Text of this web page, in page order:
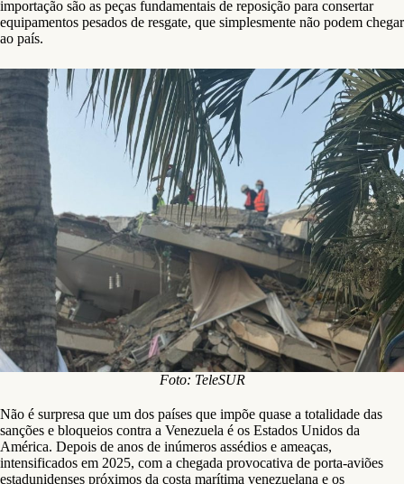
importação são as peças fundamentais de reposição para consertar
equipamentos pesados de resgate, que simplesmente não podem chegar
ao país.
Foto: TeleSUR
Não é surpresa que um dos países que impõe quase a totalidade das
sanções e bloqueios contra a Venezuela é os Estados Unidos da
América. Depois de anos de inúmeros assédios e ameaças,
intensificados em 2025, com a chegada provocativa de porta-aviões
estadunidenses próximos da costa marítima venezuelana e os